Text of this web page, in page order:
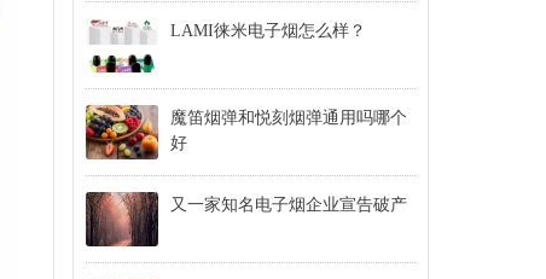
LAMI徕米电子烟怎么样？
魔笛烟弹和悦刻烟弹通用吗哪个
好
又一家知名电子烟企业宣告破产